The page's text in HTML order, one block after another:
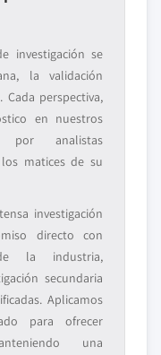
investigación se
la validación
perspectiva,
en nuestros
por analistas
matices de su
investigación
directo con
la industria,
secundaria
Aplicamos
para ofrecer
una